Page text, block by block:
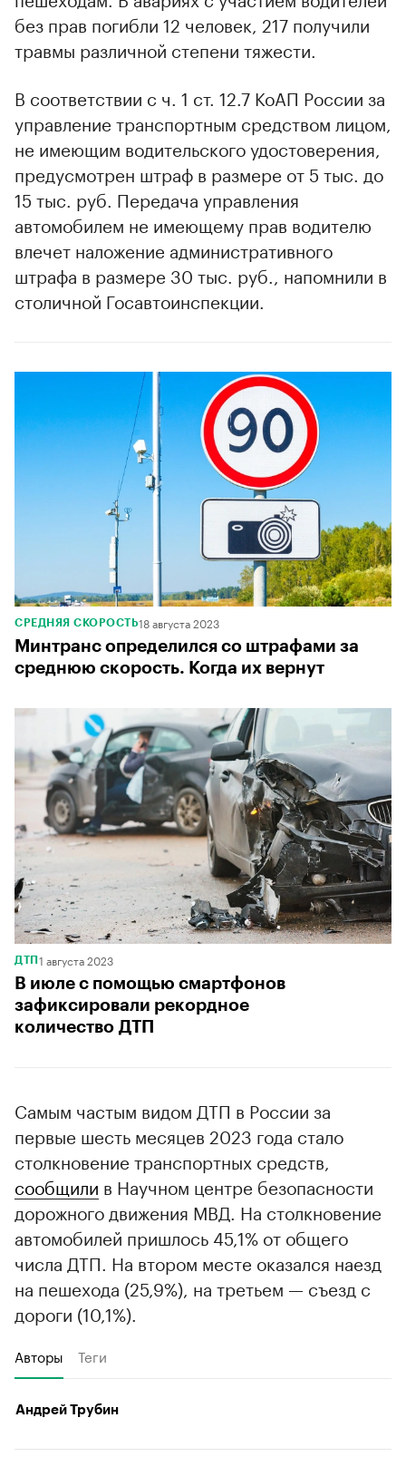
без прав погибли 12 человек, 217 получили
травмы различной степени тяжести.
00:00 / 00:00
В соответствии с ч. 1 ст. 12.7 КоАП России за
управление транспортным средством лицом,
не имеющим водительского удостоверения,
предусмотрен штраф в размере от 5 тыс. до
15 тыс. руб. Передача управления
автомобилем не имеющему прав водителю
влечет наложение административного
штрафа в размере 30 тыс. руб., напомнили в
столичной Госавтоинспекции.
СРЕДНЯЯ СКОРОСТЬ18 августа 2023
Минтранс определился со штрафами за
среднюю скорость. Когда их вернут
ДТП 1 августа 2023
В июле с помощью смартфонов
зафиксировали рекордное
количество ДТП
Самым частым видом ДТП в России за
первые шесть месяцев 2023 года стало
столкновение транспортных средств,
сообщили в Научном центре безопасности
дорожного движения МВД. На столкновение
автомобилей пришлось 45,1% от общего
числа ДТП. На втором месте оказался наезд
на пешехода (25,9%), на третьем — съезд с
дороги (10,1%).
Авторы Теги
Андрей Трубин